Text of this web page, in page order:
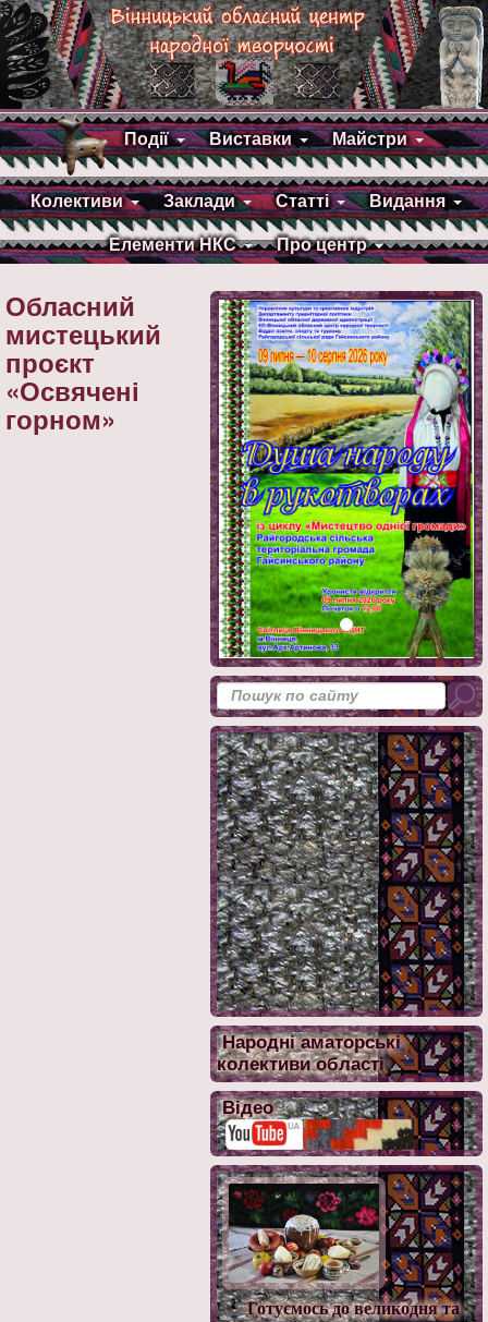
Події Виставки Майстри
Колективи Заклади Статті Видання
Елементи НКС Про центр
Народні аматорські
колективи області
Відео
Готуємось до великодня та
Обласний
мистецький
проєкт
«Освячені
горном»